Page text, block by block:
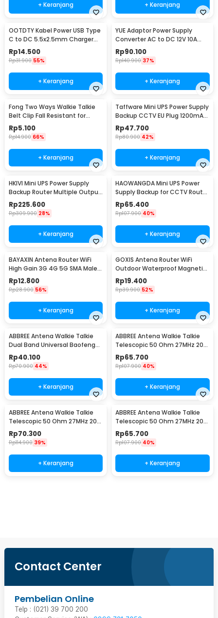
+ Keranjang + Keranjang
OOTDTY Kabel Power USB Type
C to DC 5.5x2.5mm Charger
Router CCTV 97cm 9V - PA12M
Rp14.500
Rp31.900 55%
+ Keranjang
YUE Adaptor Power Supply
Converter AC to DC 12V 10A
120W - PS-12VDC10AMP
Rp90.100
Rp140.900 37%
+ Keranjang
Fong Two Ways Walkie Talkie
Belt Clip Fall Resistant for
Baofeng UV-82
Rp5.100
Rp14.900 66%
+ Keranjang
Taffware Mini UPS Power Supply
Backup CCTV EU Plug 1200mAh
5V/2A - QX-2352C
Rp47.700
Rp80.900 42%
+ Keranjang
HKIVI Mini UPS Power Supply
Backup Router Multiple Output
10400mAh - DCL-18W
Rp225.600
Rp309.900 28%
+ Keranjang
HAOWANGDA Mini UPS Power
Supply Backup for CCTV Router
Alarm 5400mAh - 12V2A
Rp65.400
Rp107.900 40%
+ Keranjang
BAYAXIN Antena Router WiFi
High Gain 3G 4G 5G SMA Male
40dBi - AZ7795G
Rp12.800
Rp28.900 56%
+ Keranjang
GOXIS Antena Router WiFi
Outdoor Waterproof Magnetic
5G SMA Male 15dBi - GS-15
Rp19.400
Rp39.900 52%
+ Keranjang
ABBREE Antena Walkie Talkie
Dual Band Universal Baofeng
UV-5RH 10W 5cm - AR-806
Rp40.100
Rp70.900 44%
+ Keranjang
ABBREE Antena Walkie Talkie
Telescopic 50 Ohm 27MHz 20W
1.3M SMA Male - CB-02
Rp65.700
Rp107.900 40%
+ Keranjang
ABBREE Antena Walkie Talkie
Telescopic 50 Ohm 27MHz 20W
1.3M SMA Female - CB-02
Rp70.300
Rp114.900 39%
+ Keranjang
ABBREE Antena Walkie Talkie
Telescopic 50 Ohm 27MHz 20W
1.3M BNC - CB-02
Rp65.700
Rp107.900 40%
+ Keranjang
Contact Center
Pembelian Online
Telp : (021) 39 700 200